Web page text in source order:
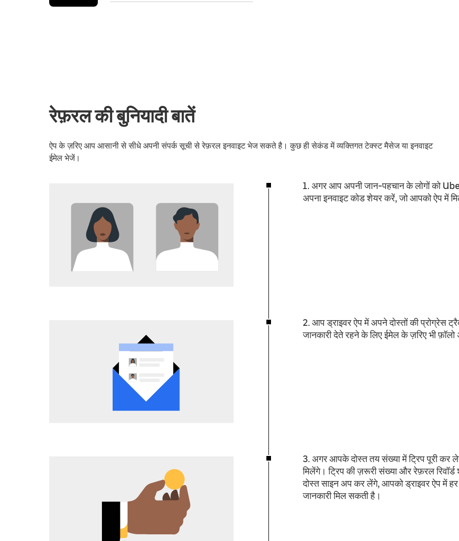
रेफ़रल की बुनियादी बातें
ऐप के ज़रिए आप आसानी से सीधे अपनी संपर्क सूची से रेफ़रल इनवाइट भेज सकते है। कुछ ही सेकंड में व्यक्तिगत टेक्स्ट मैसेज या इनवाइट
ईमेल भेजें।
1. अगर आप अपनी जान-पहचान के लोगों को
अपना इनवाइट कोड शेयर करें, जो आपको ऐप में
2. आप ड्राइवर ऐप में अपने दोस्तों की
जानकारी देते रहने के लिए ईमेल के ज़रिए भी
3. अगर आपके दोस्त तय संख्या में ट्रिप पूरी कर
मिलेंगे। ट्रिप की ज़रूरी संख्या और रेफ़रल
दोस्त साइन अप कर लेंगे, आपको ड्राइवर ऐप में हर
जानकारी मिल सकती है।